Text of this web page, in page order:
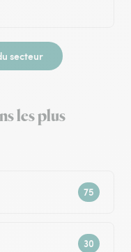
secteur
les plus